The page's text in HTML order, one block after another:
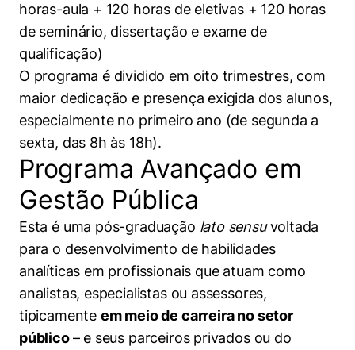
horas-aula + 120 horas de eletivas + 120 horas
de seminário, dissertação e exame de
qualificação)
O programa é dividido em oito trimestres, com
maior dedicação e presença exigida dos alunos,
especialmente no primeiro ano (de segunda a
sexta, das 8h às 18h).
Programa Avançado em
Gestão Pública
Esta é uma pós-graduação lato sensuvoltada
para o desenvolvimento de habilidades
analíticas em profissionais que atuam como
analistas, especialistas ou assessores,
tipicamente em meio de carreira no setor
público– e seus parceiros privados ou do